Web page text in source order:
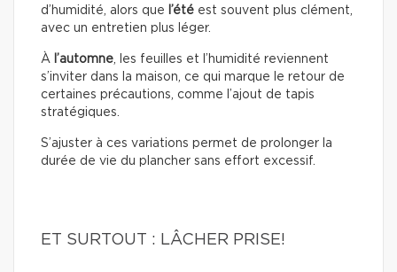
d’humidité, alors que l’été est souvent plus clément,
avec un entretien plus léger.
À l’automne , les feuilles et l’humidité reviennent
s’inviter dans la maison, ce qui marque le retour de
certaines précautions, comme l’ajout de tapis
stratégiques.
S’ajuster à ces variations permet de prolonger la
durée de vie du plancher sans effort excessif.
ET SURTOUT : LÂCHER PRISE!